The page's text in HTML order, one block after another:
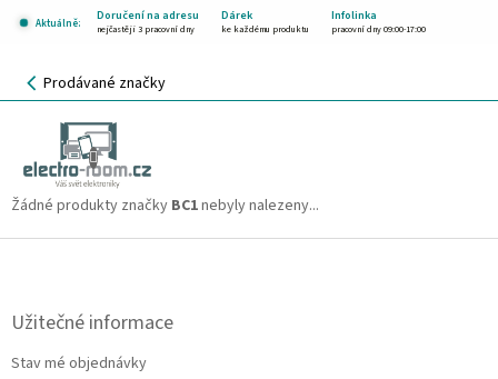
Aktuálně:
Doručení na adresu Dárek Infolinka
nejčastěji 3 pracovní dny ke každému produktu pracovní dny 09:00-17:00
NÁKUPNÍ
KOŠÍK
Prodávané značky
Žádné produkty značky BC1nebyly nalezeny...
Z
Užitečné informace
Stav mé objednávky